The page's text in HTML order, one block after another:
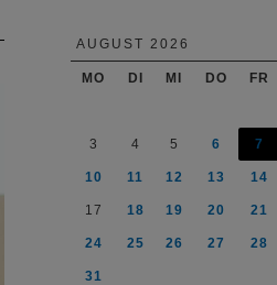
AUGUST 2026
MO DI MI DO FR
3 4 5 6 7
10 11 12 13 14
17 18 19 20 21
24 25 26 27 28
31